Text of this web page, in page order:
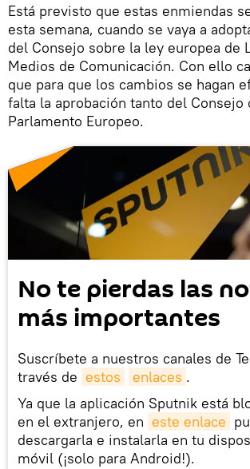
Está previsto que estas enmiendas
esta semana, cuando se vaya a
del Consejo sobre la ley europea de
Medios de Comunicación. Con ello
que para que los cambios se hagan
falta la aprobación tanto del Consejo
Parlamento Europeo.
No te pierdas las
más importantes
Suscríbete a nuestros canales de
través de estos enlaces .
Ya que la aplicación Sputnik está
en el extranjero, en este enlace
descargarla e instalarla en tu
móvil (¡solo para Android!).